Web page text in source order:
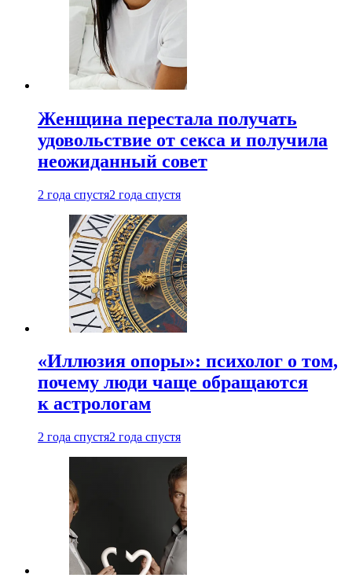
Женщина перестала получать
удовольствие от секса и получила
неожиданный совет
2 года спустя2 года спустя
«Иллюзия опоры»: психолог о том,
почему люди чаще обращаются
к астрологам
2 года спустя2 года спустя